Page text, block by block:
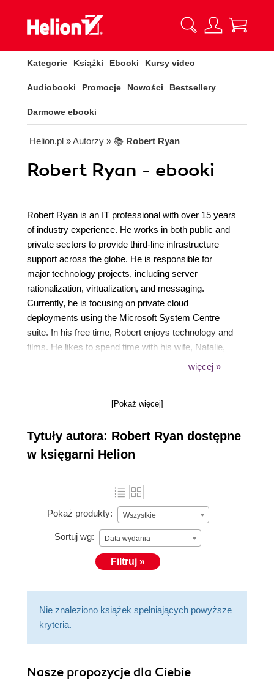
Kategorie Książki Ebooki Kursy video
Audiobooki Promocje Nowości Bestsellery
Darmowe ebooki
Helion.pl » Autorzy » 📚 Robert Ryan
Robert Ryan - ebooki
Robert Ryan is an IT professional with over 15 years
of industry experience. He works in both public and
private sectors to provide third-line infrastructure
support across the globe. He is responsible for
major technology projects, including server
rationalization, virtualization, and messaging.
Currently, he is focusing on private cloud
deployments using the Microsoft System Centre
suite. In his free time, Robert enjoys technology and
films. He likes to spend time with his wife, Natalie,
and their five children. He is a frequent blogger at
więcej »
[Pokaż więcej]
Tytuły autora: Robert Ryan dostępne
w księgarni Helion
Pokaż produkty: Wszystkie
Sortuj wg: Data wydania
Filtruj »
Nie znaleziono książek spełniających powyższe
kryteria.
Nasze propozycje dla Ciebie